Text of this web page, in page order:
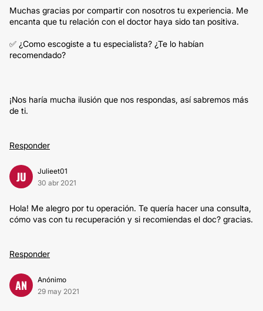
Muchas gracias por compartir con nosotros tu experiencia. Me
encanta que tu relación con el doctor haya sido tan positiva.
✅ ¿Como escogiste a tu especialista? ¿Te lo habían
recomendado?
¡Nos haría mucha ilusión que nos respondas, así sabremos más
de ti.
Responder
JU
Julieet01
30 abr 2021
Hola! Me alegro por tu operación. Te quería hacer una consulta,
cómo vas con tu recuperación y si recomiendas el doc? gracias.
Responder
AN
Anónimo
29 may 2021